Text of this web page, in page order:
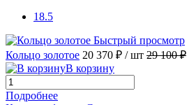
18.5
Быстрый просмотр
Кольцо золотое 20 370 ₽ / шт 29 100 ₽
В корзину
Подробнее